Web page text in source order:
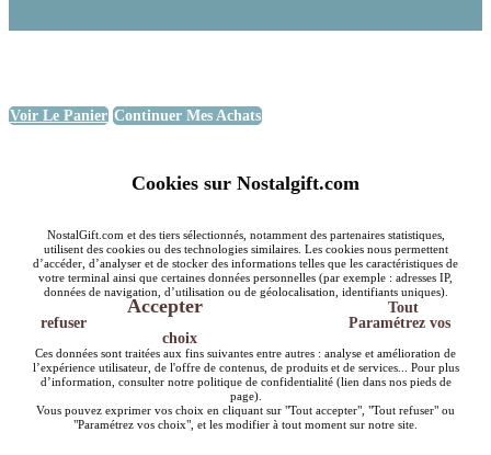
Voir Le Panier Continuer Mes Achats
Cookies sur Nostalgift.com
NostalGift.com et des tiers sélectionnés, notamment des partenaires statistiques,
utilisent des cookies ou des technologies similaires. Les cookies nous permettent
d’accéder, d’analyser et de stocker des informations telles que les caractéristiques de
votre terminal ainsi que certaines données personnelles (par exemple : adresses IP,
données de navigation, d’utilisation ou de géolocalisation, identifiants uniques).
Accepter
Tout
refuser
Paramétrez vos
choix
Ces données sont traitées aux fins suivantes entre autres : analyse et amélioration de
l’expérience utilisateur, de l'offre de contenus, de produits et de services... Pour plus
d’information, consulter notre politique de confidentialité (lien dans nos pieds de
page).
Vous pouvez exprimer vos choix en cliquant sur "Tout accepter", "Tout refuser" ou
"Paramétrez vos choix", et les modifier à tout moment sur notre site.